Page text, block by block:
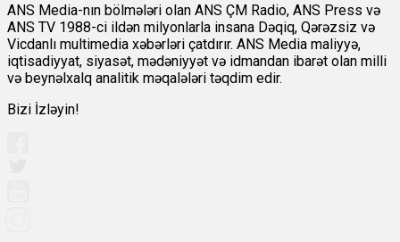
ANS Media-nın bölmələri olan ANS ÇM Radio, ANS Press və
ANS TV 1988-ci ildən milyonlarla insana Dəqiq, Qərəzsiz və
Vicdanlı multimedia xəbərləri çatdırır. ANS Media maliyyə,
iqtisadiyyat, siyasət, mədəniyyət və idmandan ibarət olan milli
və beynəlxalq analitik məqalələri təqdim edir.
Bizi İzləyin!